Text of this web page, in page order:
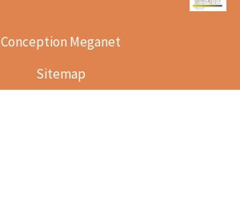
Conception Meganet
Sitemap